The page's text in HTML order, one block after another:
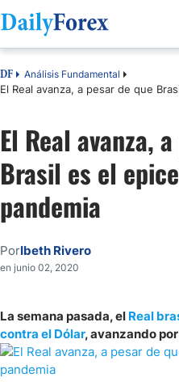
DF Análisis Fundamental
El Real avanza, a pesar de que
El Real avanza,
Brasil es el
pandemia
PorIbeth Rivero
en junio 02, 2020
La semana pasada, el Real
contra el Dólar, avanzando